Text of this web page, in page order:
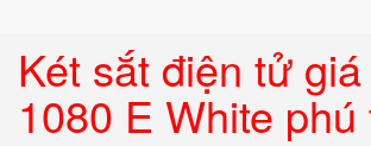
Két sắt điện tử
1080 E White phú